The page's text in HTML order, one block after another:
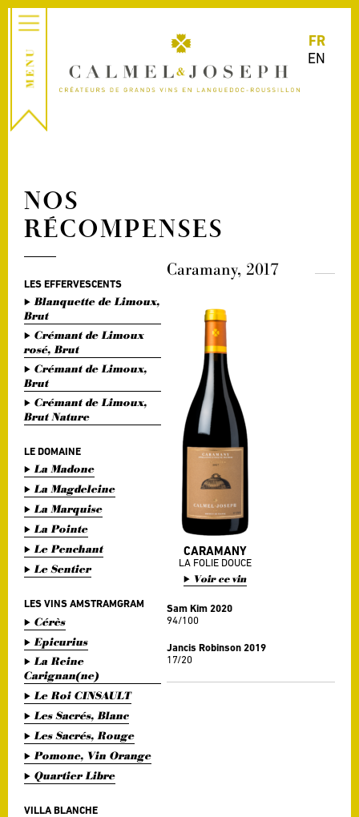
FR
EN
NOS
RÉCOMPENSES
LES EFFERVESCENTS
Blanquette de Limoux,
Brut
Crémant de Limoux
rosé, Brut
Crémant de Limoux,
Brut
Crémant de Limoux,
Brut Nature
LE DOMAINE
La Madone
La Magdeleine
La Marquise
La Pointe
Le Penchant
Le Sentier
LES VINS AMSTRAMGRAM
Cérès
Epicurius
La Reine
Carignan(ne)
Le Roi CINSAULT
Les Sacrés, Blanc
Les Sacrés, Rouge
Pomone, Vin Orange
Quartier Libre
VILLA BLANCHE
Caramany, 2017
CARAMANY
LA FOLIE DOUCE
Voir ce vin
Sam Kim 2020
94/100
Jancis Robinson 2019
17/20